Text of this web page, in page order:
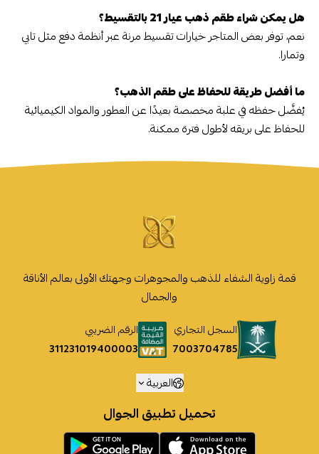
هل يمكن شراء طقم ذهب عيار 21 بالتقسيط؟
نعم، توفر بعض المتاجر خيارات تقسيط مرنة عبر أنظمة دفع مثل تابي
وتمارا.
ما أفضل طريقة للحفاظ على طقم الذهب؟
يُفضَّل حفظه في علبة مخصصة بعيدًا عن العطور والمواد الكيميائية
للحفاظ على بريقه لأطول فترة ممكنة.
قمة زاوية الشفاء للذهب والمجوهرات وجهتك الأولى بعالم الأناقة
والجمال
السجل التجاري
7003704785
الرقم الضريبي
311231019400003
العربية
تحميل تطبيق الجوال